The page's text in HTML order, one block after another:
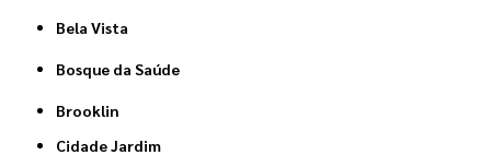
Bela Vista
Bosque da Saúde
Brooklin
Cidade Jardim